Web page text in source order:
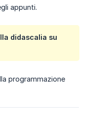
appunti.
didascalia su
programmazione